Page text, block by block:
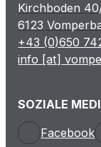
Kirchboden
6123
+43 (0)650
info [at]
SOZIALE
Facebook